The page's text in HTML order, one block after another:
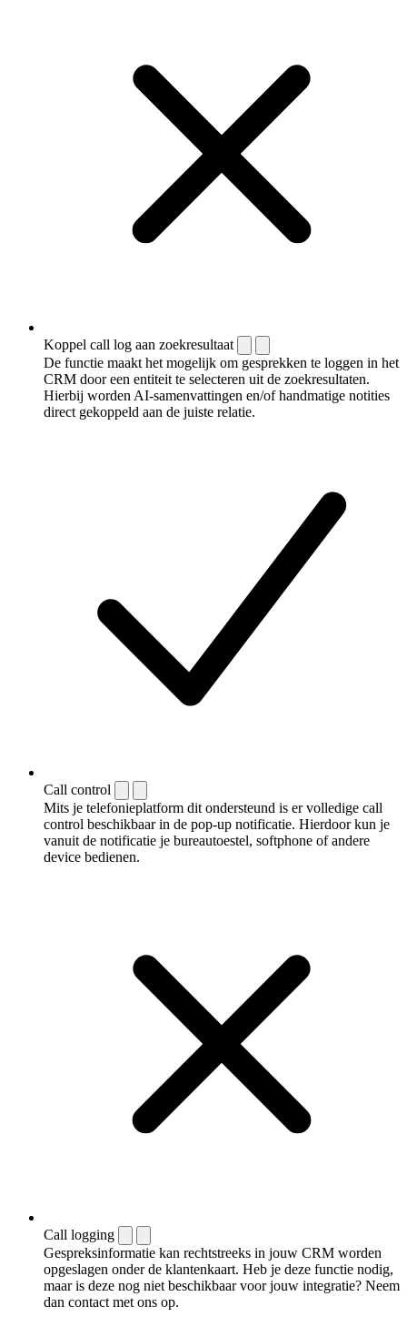
Koppel call log aan zoekresultaat
De functie maakt het mogelijk om gesprekken te loggen in het
CRM door een entiteit te selecteren uit de zoekresultaten.
Hierbij worden AI-samenvattingen en/of handmatige notities
direct gekoppeld aan de juiste relatie.
Call control
Mits je telefonieplatform dit ondersteund is er volledige call
control beschikbaar in de pop-up notificatie. Hierdoor kun je
vanuit de notificatie je bureautoestel, softphone of andere
device bedienen.
Call logging
Gespreksinformatie kan rechtstreeks in jouw CRM worden
opgeslagen onder de klantenkaart. Heb je deze functie nodig,
maar is deze nog niet beschikbaar voor jouw integratie? Neem
dan contact met ons op.